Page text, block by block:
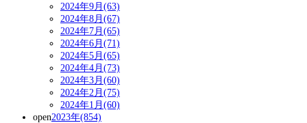
2024年9月(63)
2024年8月(67)
2024年7月(65)
2024年6月(71)
2024年5月(65)
2024年4月(73)
2024年3月(60)
2024年2月(75)
2024年1月(60)
open2023年(854)